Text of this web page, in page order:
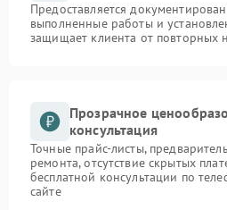
Предоставляется
выполненные работы и
защищает клиента от повторных
Прозрачное
консультация
Точные прайс-листы,
ремонта, отсутствие скрытых
бесплатной консультации по
сайте